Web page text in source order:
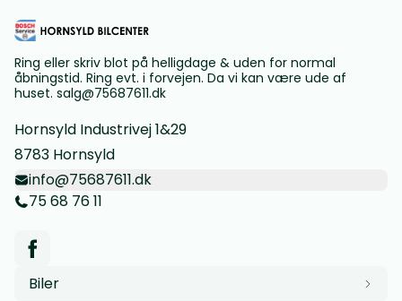
Ring eller skriv blot på helligdage & uden for normal
åbningstid. Ring evt. i forvejen. Da vi kan være ude af
huset. salg@75687611.dk
Hornsyld Industrivej 1&29
8783 Hornsyld
info@75687611.dk
75 68 76 11
Biler